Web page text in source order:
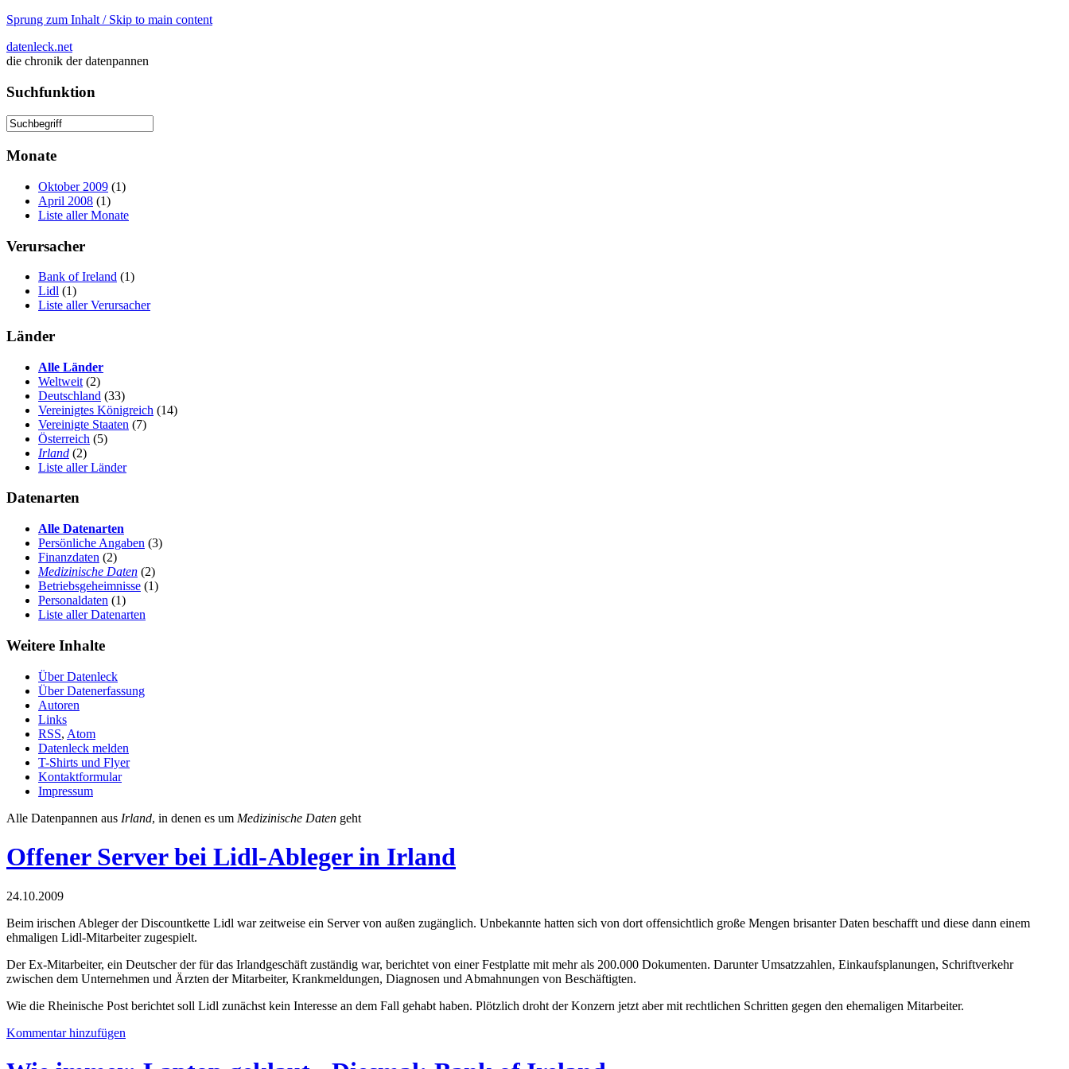
Sprung zum Inhalt / Skip to main content
datenleck.net
die chronik der datenpannen
Suchfunktion
Monate
Oktober 2009 (1)
April 2008 (1)
Liste aller Monate
Verursacher
Bank of Ireland (1)
Lidl (1)
Liste aller Verursacher
Länder
Alle Länder
Weltweit (2)
Deutschland (33)
Vereinigtes Königreich (14)
Vereinigte Staaten (7)
Österreich (5)
Irland (2)
Liste aller Länder
Datenarten
Alle Datenarten
Persönliche Angaben (3)
Finanzdaten (2)
Medizinische Daten (2)
Betriebsgeheimnisse (1)
Personaldaten (1)
Liste aller Datenarten
Weitere Inhalte
Über Datenleck
Über Datenerfassung
Autoren
Links
RSS, Atom
Datenleck melden
T-Shirts und Flyer
Kontaktformular
Impressum
Alle Datenpannen aus Irland, in denen es um Medizinische Daten geht
Offener Server bei Lidl-Ableger in Irland
24.10.2009
Beim irischen Ableger der Discountkette Lidl war zeitweise ein Server von außen zugänglich. Unbekannte hatten sich von dort offensichtlich große Mengen brisanter Daten beschafft und diese dann einem
ehmaligen Lidl-Mitarbeiter zugespielt.
Der Ex-Mitarbeiter, ein Deutscher der für das Irlandgeschäft zuständig war, berichtet von einer Festplatte mit mehr als 200.000 Dokumenten. Darunter Umsatzzahlen, Einkaufsplanungen, Schriftverkehr
zwischen dem Unternehmen und Ärzten der Mitarbeiter, Krankmeldungen, Diagnosen und Abmahnungen von Beschäftigten.
Wie die Rheinische Post berichtet soll Lidl zunächst kein Interesse an dem Fall gehabt haben. Plötzlich droht der Konzern jetzt aber mit rechtlichen Schritten gegen den ehemaligen Mitarbeiter.
Kommentar hinzufügen